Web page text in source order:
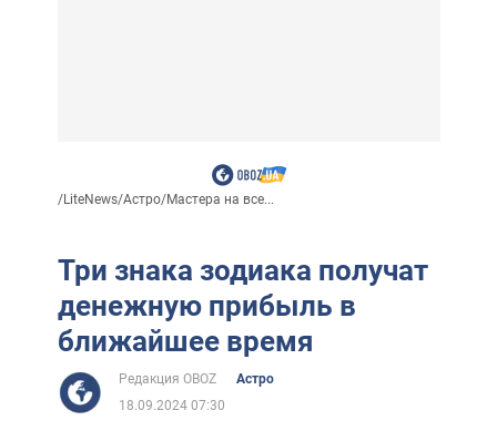
/LiteNews/Астро/Мастера на все...
Три знака зодиака получат
денежную прибыль в
ближайшее время
Редакция OBOZ
Астро
18.09.2024 07:30